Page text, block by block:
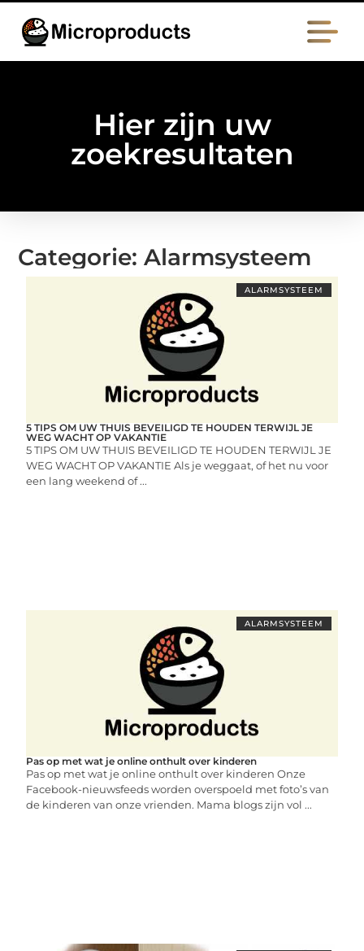
Hier zijn uw
zoekresultaten
Categorie: Alarmsysteem
ALARMSYSTEEM
5 TIPS OM UW THUIS BEVEILIGD TE HOUDEN TERWIJL JE
WEG WACHT OP VAKANTIE
5 TIPS OM UW THUIS BEVEILIGD TE HOUDEN TERWIJL JE
WEG WACHT OP VAKANTIE Als je weggaat, of het nu voor
een lang weekend of ...
ALARMSYSTEEM
Pas op met wat je online onthult over kinderen
Pas op met wat je online onthult over kinderen Onze
Facebook-nieuwsfeeds worden overspoeld met foto’s van
de kinderen van onze vrienden. Mama blogs zijn vol ...